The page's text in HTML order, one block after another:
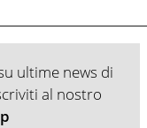
ultime news di
al nostro